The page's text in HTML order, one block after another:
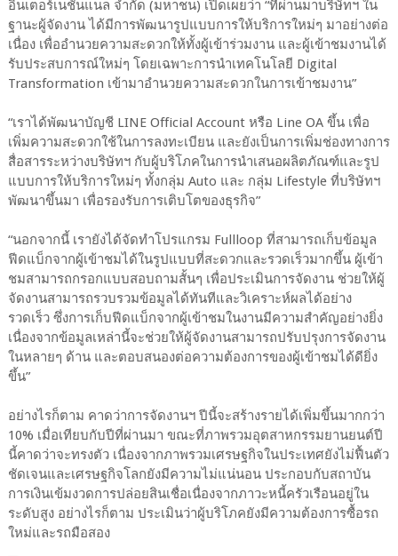
อินเตอร์เนชั่นแนล จำกัด (มหาชน) เปิดเผยว่า “ที่ผ่านมาบริษัทฯ ใน
ฐานะผู้จัดงาน ได้มีการพัฒนารูปแบบการให้บริการใหม่ๆ มาอย่างต่อ
เนื่อง เพื่ออำนวยความสะดวกให้ทั้งผู้เข้าร่วมงาน และผู้เข้าชมงานได้
รับประสบการณ์ใหม่ๆ โดยเฉพาะการนำเทคโนโลยี Digital
Transformation เข้ามาอำนวยความสะดวกในการเข้าชมงาน”
“เราได้พัฒนาบัญชี LINE Official Account หรือ Line OA ขึ้น เพื่อ
เพิ่มความสะดวกใช้ในการลงทะเบียน และยังเป็นการเพิ่มช่องทางการ
สื่อสารระหว่างบริษัทฯ กับผู้บริโภคในการนำเสนอผลิตภัณฑ์และรูป
แบบการให้บริการใหม่ๆ ทั้งกลุ่ม Auto และ กลุ่ม Lifestyle ที่บริษัทฯ
พัฒนาขึ้นมา เพื่อรองรับการเติบโตของธุรกิจ”
“นอกจากนี้ เรายังได้จัดทำโปรแกรม Fullloop ที่สามารถเก็บข้อมูล
ฟีดแบ็กจากผู้เข้าชมได้ในรูปแบบที่สะดวกและรวดเร็วมากขึ้น ผู้เข้า
ชมสามารถกรอกแบบสอบถามสั้นๆ เพื่อประเมินการจัดงาน ช่วยให้ผู้
จัดงานสามารถรวบรวมข้อมูลได้ทันทีและวิเคราะห์ผลได้อย่าง
รวดเร็ว ซึ่งการเก็บฟีดแบ็กจากผู้เข้าชมในงานมีความสำคัญอย่างยิ่ง
เนื่องจากข้อมูลเหล่านี้จะช่วยให้ผู้จัดงานสามารถปรับปรุงการจัดงาน
ในหลายๆ ด้าน และตอบสนองต่อความต้องการของผู้เข้าชมได้ดียิ่ง
ขึ้น”
อย่างไรก็ตาม คาดว่าการจัดงานฯ ปีนี้จะสร้างรายได้เพิ่มขึ้นมากกว่า
10% เมื่อเทียบกับปีที่ผ่านมา ขณะที่ภาพรวมอุตสาหกรรมยานยนต์ปี
นี้คาดว่าจะทรงตัว เนื่องจากภาพรวมเศรษฐกิจในประเทศยังไม่ฟื้นตัว
ชัดเจนและเศรษฐกิจโลกยังมีความไม่แน่นอน ประกอบกับสถาบัน
การเงินเข้มงวดการปล่อยสินเชื่อเนื่องจากภาวะหนี้ครัวเรือนอยู่ใน
ระดับสูง อย่างไรก็ตาม ประเมินว่าผู้บริโภคยังมีความต้องการซื้อรถ
ใหม่และรถมือสอง